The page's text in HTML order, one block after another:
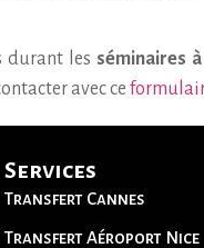
durant les séminaires à
avec ce
Services
Transfert Cannes
Transfert Aéroport Nice